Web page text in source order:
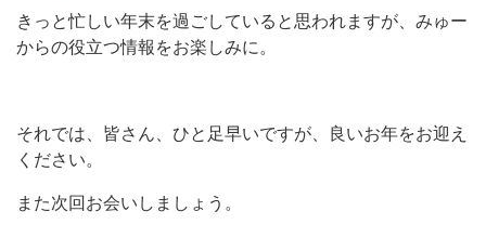
きっと忙しい年末を過ごしていると思われますが、みゅー
からの役立つ情報をお楽しみに。
それでは、皆さん、ひと足早いですが、良いお年をお迎え
ください。
また次回お会いしましょう。